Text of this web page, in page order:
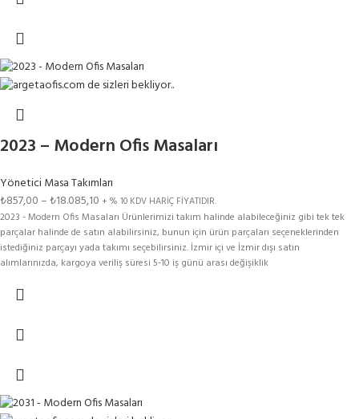
2023 – Modern Ofis Masaları
Yönetici Masa Takımları
₺857,00– ₺18.085,10 + % 10 KDV HARİÇ FİYATIDIR.
2023 - Modern Ofis Masaları Ürünlerimizi takım halinde alabileceğiniz gibi tek tek
parçalar halinde de satın alabilirsiniz, bunun için ürün parçaları seçeneklerinden
istediğiniz parçayı yada takımı seçebilirsiniz. İzmir içi ve İzmir dışı satın
alımlarınızda, kargoya veriliş süresi 5-10 iş günü arası değişiklik
Uygulanmaktadır. Aşağıdaki SEÇENEKLER kısmından ürün seçimi yaparak fiyat